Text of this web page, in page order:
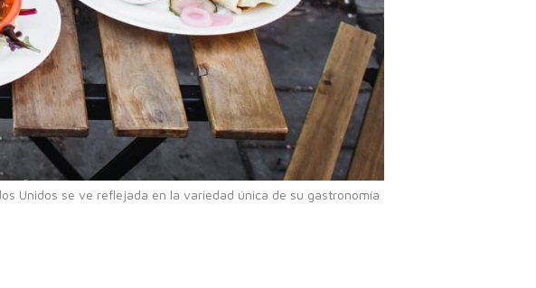
Unidos se ve reflejada en la variedad única de su gastronomía